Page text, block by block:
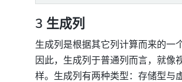
3 生成列
生成列是根据其它列计算而来的一
因此，生成列于普通列而言，就像
样。生成列有两种类型：存储型与